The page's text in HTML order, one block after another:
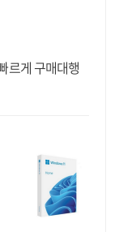
르게 구매대행